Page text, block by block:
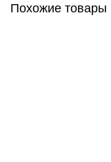
Похожие товары